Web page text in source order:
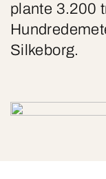
plante 3.200
Silkeborg.